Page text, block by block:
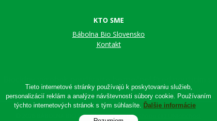
KTO SME
Bábolna Bio Slovensko
Kontakt
© 2026 BÁBOLNA BIO SLOVENSKO •tvorba eshopu cez UNIobchod
Tieto internetové stránky používajú k poskytovaniu služieb,
personalizácií reklám a analýze návštevnosti súbory cookie. Používaním
týchto internetových stránok s tým súhlasíte. Ďalšie informácie